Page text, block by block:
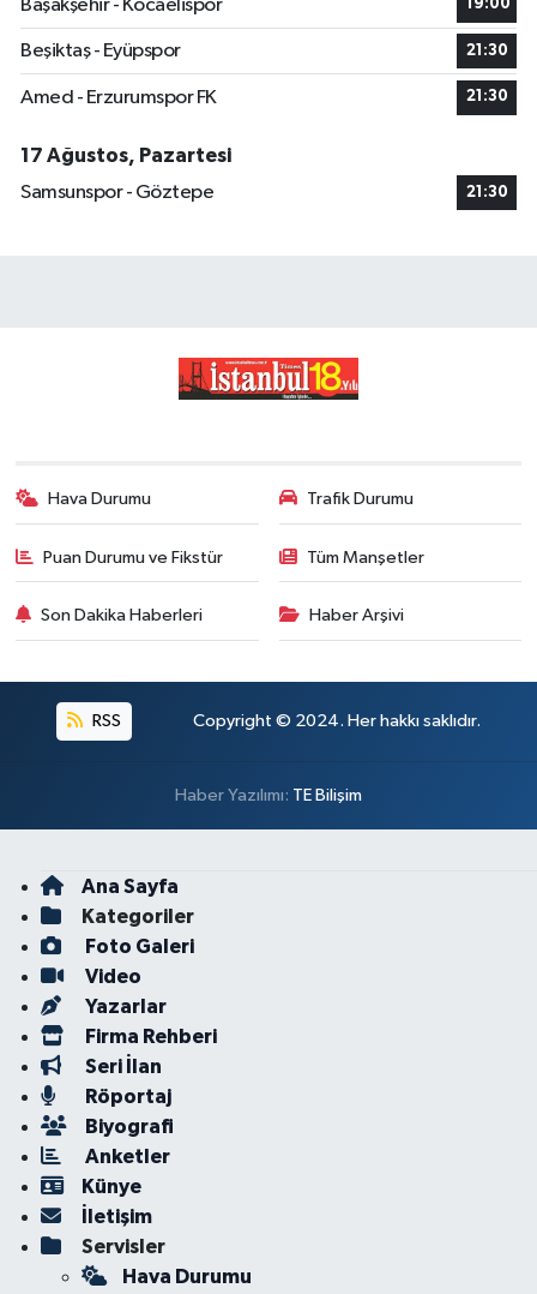
Başakşehir - Kocaelispor
19:00
Beşiktaş - Eyüpspor 21:30
Amed - Erzurumspor FK 21:30
17 Ağustos, Pazartesi
Samsunspor - Göztepe
21:30
Hava Durumu Trafik Durumu
Puan Durumu ve Fikstür Tüm Manşetler
Son Dakika Haberleri Haber Arşivi
RSS Copyright © 2024. Her hakkı saklıdır.
Haber Yazılımı: TE Bilişim
Ana Sayfa
Kategoriler
Foto Galeri
Video
Yazarlar
Firma Rehberi
Seri İlan
Röportaj
Biyografi
Anketler
Künye
İletişim
Servisler
Hava Durumu